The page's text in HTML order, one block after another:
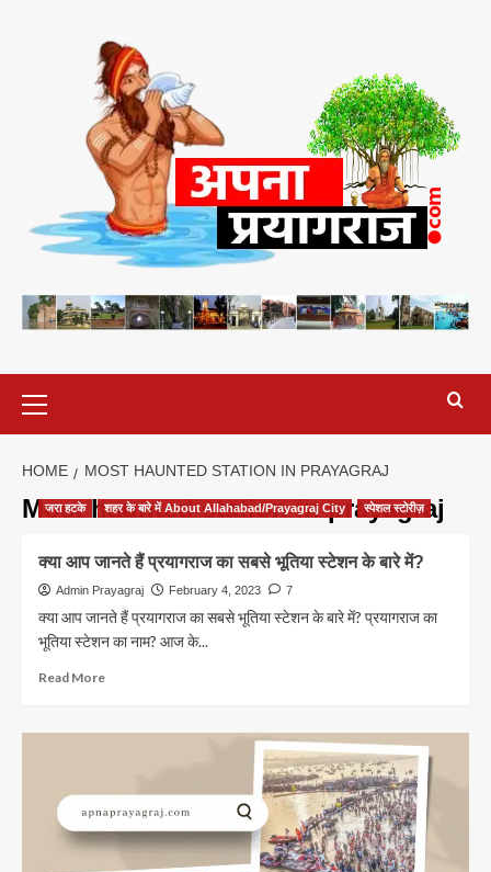
Menu
HOME MOST HAUNTED STATION IN PRAYAGRAJ
Most haunted station in prayagraj
जरा हटके शहर के बारे में About Allahabad/Prayagraj City स्पेशल स्टोरीज़
क्या आप जानते हैं प्रयागराज का सबसे भूतिया स्टेशन के बारे में?
Admin Prayagraj February 4, 2023 7
क्या आप जानते हैं प्रयागराज का सबसे भूतिया स्टेशन के बारे में? प्रयागराज का
भूतिया स्टेशन का नाम? आज के...
Read MoreRead
क्या
हैं
प्रयागराज
का